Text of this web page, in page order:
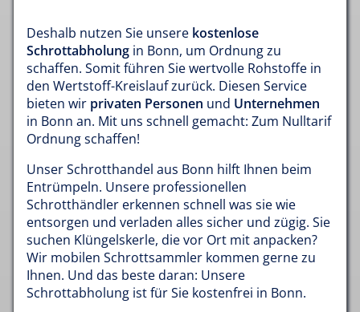
Deshalb nutzen Sie unsere kostenlose
Schrottabholung in Bonn, um Ordnung zu
schaffen. Somit führen Sie wertvolle Rohstoffe in
den Wertstoff-Kreislauf zurück. Diesen Service
bieten wir privaten Personen und Unternehmen
in Bonn an. Mit uns schnell gemacht: Zum Nulltarif
Ordnung schaffen!
Unser Schrotthandel aus Bonn hilft Ihnen beim
Entrümpeln. Unsere professionellen
Schrotthändler erkennen schnell was sie wie
entsorgen und verladen alles sicher und zügig. Sie
suchen Klüngelskerle, die vor Ort mit anpacken?
Wir mobilen Schrottsammler kommen gerne zu
Ihnen. Und das beste daran: Unsere
Schrottabholung ist für Sie kostenfrei in Bonn.